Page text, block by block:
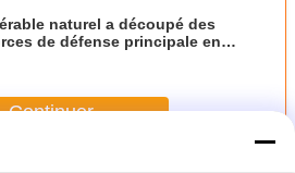
naturel a découpé des
de défense principale en
B
Continuer